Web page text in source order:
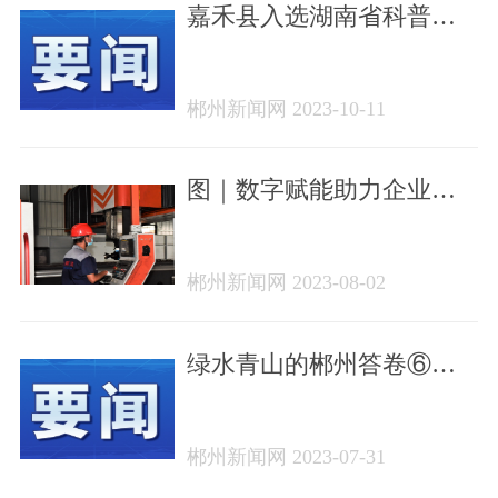
嘉禾县入选湖南省科普教
郴州新闻网 2023-10-11
图｜数字赋能助力企业转
郴州新闻网 2023-08-02
绿水青山的郴州答卷⑥丨嘉
100%
郴州新闻网 2023-07-31